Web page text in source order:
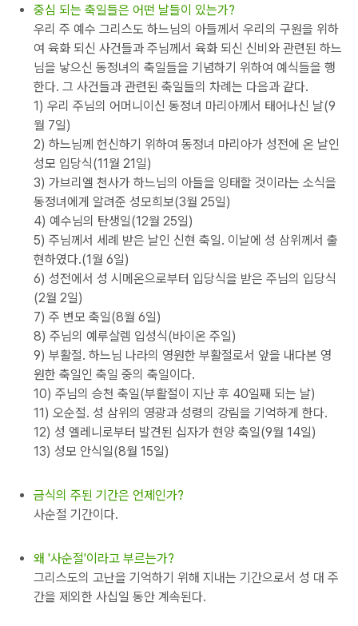
중심 되는 축일들은 어떤 날들이 있는가?
우리 주 예수 그리스도 하느님의 아들께서 우리의 구원을 위하
여 육화 되신 사건들과 주님께서 육화 되신 신비와 관련된 하느
님을 낳으신 동정녀의 축일들을 기념하기 위하여 예식들을 행
한다. 그 사건들과 관련된 축일들의 차례는 다음과 같다.
1) 우리 주님의 어머니이신 동정녀 마리아께서 태어나신 날(9
월 7일)
2) 하느님께 헌신하기 위하여 동정녀 마리아가 성전에 온 날인
성모 입당식(11월 21일)
3) 가브리엘 천사가 하느님의 아들을 잉태할 것이라는 소식을
동정녀에게 알려준 성모희보(3월 25일)
4) 예수님의 탄생일(12월 25일)
5) 주님께서 세례 받은 날인 신현 축일. 이날에 성 삼위께서 출
현하였다.(1월 6일)
6) 성전에서 성 시메온으로부터 입당식을 받은 주님의 입당식
(2월 2일)
7) 주 변모 축일(8월 6일)
8) 주님의 예루살렘 입성식(바이온 주일)
9) 부활절. 하느님 나라의 영원한 부활절로서 앞을 내다본 영
원한 축일인 축일 중의 축일이다.
10) 주님의 승천 축일(부활절이 지난 후 40일째 되는 날)
11) 오순절. 성 삼위의 영광과 성령의 강림을 기억하게 한다.
12) 성 엘레니로부터 발견된 십자가 현양 축일(9월 14일)
13) 성모 안식일(8월 15일)
금식의 주된 기간은 언제인가?
사순절 기간이다.
왜 '사순절'이라고 부르는가?
그리스도의 고난을 기억하기 위해 지내는 기간으로서 성 대 주
간을 제외한 사십일 동안 계속된다.